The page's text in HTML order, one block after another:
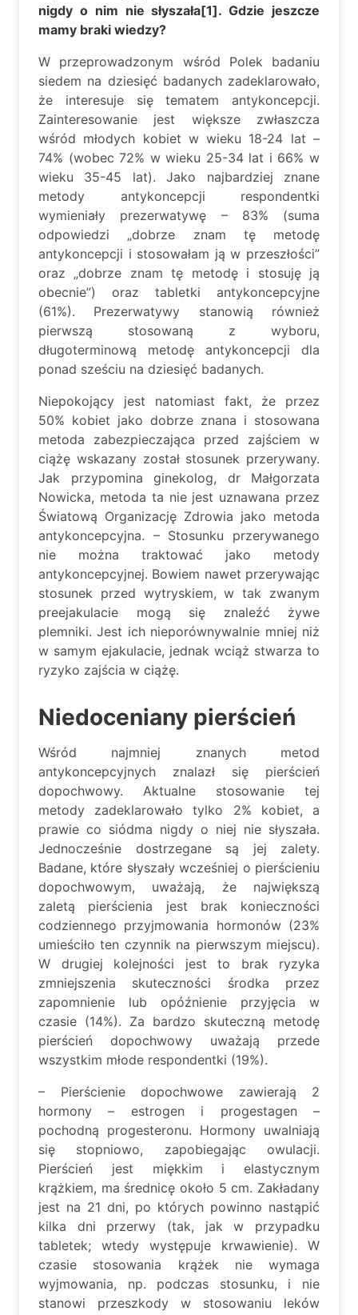
nigdy o nim nie słyszała[1]. Gdzie jeszcze
mamy braki wiedzy?
W przeprowadzonym wśród Polek badaniu
siedem na dziesięć badanych zadeklarowało,
że interesuje się tematem antykoncepcji.
Zainteresowanie jest większe zwłaszcza
wśród młodych kobiet w wieku 18-24 lat –
74% (wobec 72% w wieku 25-34 lat i 66% w
wieku 35-45 lat). Jako najbardziej znane
metody antykoncepcji respondentki
wymieniały prezerwatywę – 83% (suma
odpowiedzi „dobrze znam tę metodę
antykoncepcji i stosowałam ją w przeszłości”
oraz „dobrze znam tę metodę i stosuję ją
obecnie”) oraz tabletki antykoncepcyjne
(61%). Prezerwatywy stanowią również
pierwszą stosowaną z wyboru,
długoterminową metodę antykoncepcji dla
ponad sześciu na dziesięć badanych.
Niepokojący jest natomiast fakt, że przez
50% kobiet jako dobrze znana i stosowana
metoda zabezpieczająca przed zajściem w
ciążę wskazany został stosunek przerywany.
Jak przypomina ginekolog, dr Małgorzata
Nowicka, metoda ta nie jest uznawana przez
Światową Organizację Zdrowia jako metoda
antykoncepcyjna. – Stosunku przerywanego
nie można traktować jako metody
antykoncepcyjnej. Bowiem nawet przerywając
stosunek przed wytryskiem, w tak zwanym
preejakulacie mogą się znaleźć żywe
plemniki. Jest ich nieporównywalnie mniej niż
w samym ejakulacie, jednak wciąż stwarza to
ryzyko zajścia w ciążę.
Niedoceniany pierścień
Wśród najmniej znanych metod
antykoncepcyjnych znalazł się pierścień
dopochwowy. Aktualne stosowanie tej
metody zadeklarowało tylko 2% kobiet, a
prawie co siódma nigdy o niej nie słyszała.
Jednocześnie dostrzegane są jej zalety.
Badane, które słyszały wcześniej o pierścieniu
dopochwowym, uważają, że największą
zaletą pierścienia jest brak konieczności
codziennego przyjmowania hormonów (23%
umieściło ten czynnik na pierwszym miejscu).
W drugiej kolejności jest to brak ryzyka
zmniejszenia skuteczności środka przez
zapomnienie lub opóźnienie przyjęcia w
czasie (14%). Za bardzo skuteczną metodę
pierścień dopochwowy uważają przede
wszystkim młode respondentki (19%).
– Pierścienie dopochwowe zawierają 2
hormony – estrogen i progestagen –
pochodną progesteronu. Hormony uwalniają
się stopniowo, zapobiegając owulacji.
Pierścień jest miękkim i elastycznym
krążkiem, ma średnicę około 5 cm. Zakładany
jest na 21 dni, po których powinno nastąpić
kilka dni przerwy (tak, jak w przypadku
tabletek; wtedy występuje krwawienie). W
czasie stosowania krążek nie wymaga
wyjmowania, np. podczas stosunku, i nie
stanowi przeszkody w stosowaniu leków